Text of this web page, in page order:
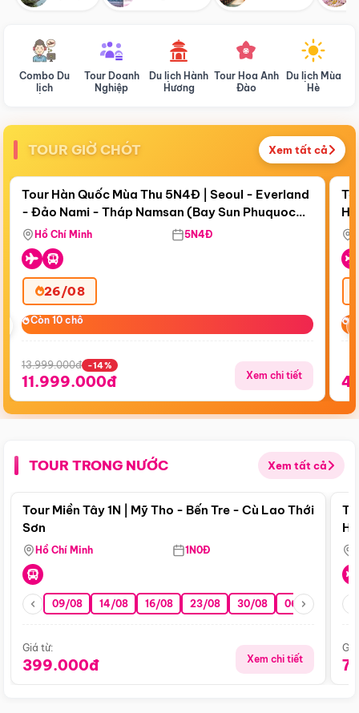
Combo Du
lịch
Tour Doanh
Nghiệp
Du lịch Hành
Hương
Tour Hoa Anh
Đào
Du lịch Mùa
Hè
TOUR GIỜ CHÓT Xem tất cả
Còn19 ngày 09:56:49
Điểm nổi bật
Tour Hàn Quốc Mùa Thu 5N4Đ | Seoul - Everland
- Đảo Nami - Tháp Namsan (Bay Sun Phuquoc
Airways)
Hồ Chí Minh 5N4Đ
26/08
Còn 10 chỗ
Còn 10 chỗ
13.999.000đ -14%
11.999.000đ Xem chi tiết
TOUR TRONG NƯỚC Xem tất cả
Điểm nổi bật
Tour Miền Tây 1N | Mỹ Tho - Bến Tre - Cù Lao Thới
Sơn
Hồ Chí Minh 1N0Đ
09/08 14/08 16/08 23/08 30/08 06/09 13/09
Giá từ:
399.000đ Xem chi tiết